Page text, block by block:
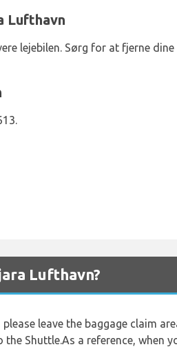
Lufthavn
lejebilen. Sørg for at fjerne
Lufthavn?
leave the baggage claim
Shuttle.As a reference, when